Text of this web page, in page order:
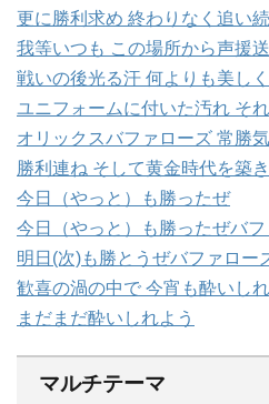
更に勝利求め 終わりなく追い
我等いつも この場所から声援
戦いの後光る汗 何よりも美し
ユニフォームに付いた汚れ そ
オリックスバファローズ 常勝
勝利連ね そして黄金時代を築
今日（やっと）も勝ったぜ
今日（やっと）も勝ったぜバ
明日(次)も勝とうぜバファロー
歓喜の渦の中で 今宵も酔いし
まだまだ酔いしれよう
マルチテーマ